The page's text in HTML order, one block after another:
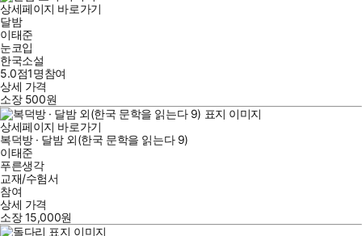
상세페이지 바로가기
달밤
이태준
눈코입
한국소설
5.0점1명참여
상세 가격
소장 500원
상세페이지 바로가기
복덕방 · 달밤 외(한국 문학을 읽는다 9)
이태준
푸른생각
교재/수험서
참여
상세 가격
소장15,000원